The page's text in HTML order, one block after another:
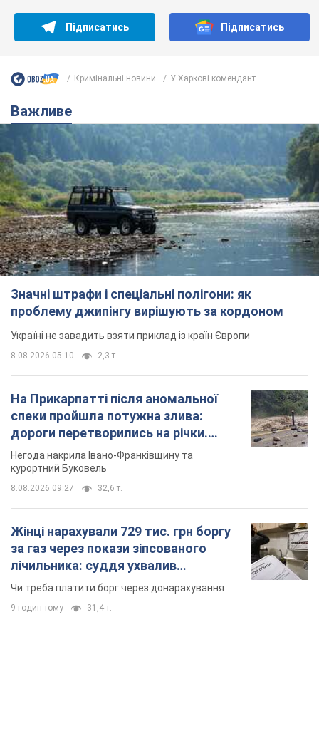
Підписатись Підписатись
Кримінальні новини У Харкові комендант...
Важливе
Значні штрафи і спеціальні полігони: як
проблему джипінгу вирішують за кордоном
Україні не завадить взяти приклад із країн Європи
8.08.2026 05:10 2,3 т.
На Прикарпатті після аномальної
спеки пройшла потужна злива:
дороги перетворились на річки.
Відео
Негода накрила Івано-Франківщину та
курортний Буковель
8.08.2026 09:27 32,6 т.
Жінці нарахували 729 тис. грн боргу
за газ через покази зіпсованого
лічильника: суддя ухвалив
неочікуване рішення
Чи треба платити борг через донарахування
9 годин тому 31,4 т.